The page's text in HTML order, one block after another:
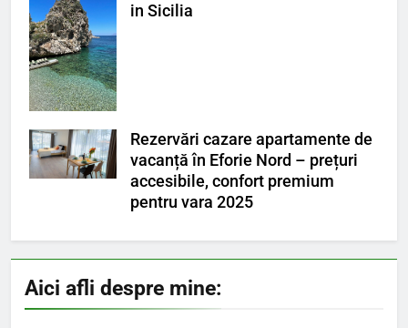
in Sicilia
Rezervări cazare apartamente de
vacanță în Eforie Nord – prețuri
accesibile, confort premium
pentru vara 2025
Aici afli despre mine: